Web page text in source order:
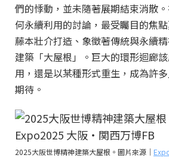
們的悸動，並未隨著展期結束消散
何永續利用的討論，最受矚目的焦
藤本壯介打造、象徵著傳統與永續
建築「大屋根」。巨大的環形迴廊
用，還是以某種形式重生，成為許
期待。
2025大阪世博精神建築大屋根。圖片來源｜